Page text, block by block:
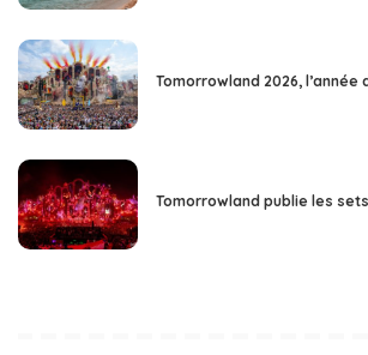
Tomorrowland 2026,
Tomorrowland publie les